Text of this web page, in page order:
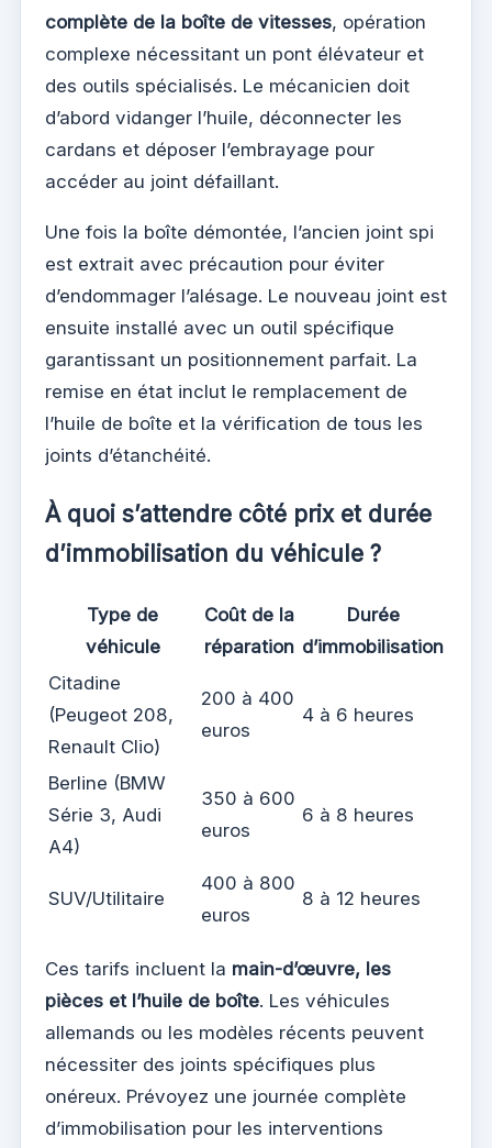
complète de la boîte de vitesses, opération
complexe nécessitant un pont élévateur et
des outils spécialisés. Le mécanicien doit
d’abord vidanger l’huile, déconnecter les
cardans et déposer l’embrayage pour
accéder au joint défaillant.
Une fois la boîte démontée, l’ancien joint spi
est extrait avec précaution pour éviter
d’endommager l’alésage. Le nouveau joint est
ensuite installé avec un outil spécifique
garantissant un positionnement parfait. La
remise en état inclut le remplacement de
l’huile de boîte et la vérification de tous les
joints d’étanchéité.
À quoi s’attendre côté prix et durée
d’immobilisation du véhicule ?
Type de
véhicule
Coût de la
réparation
Durée
d’immobilisation
Citadine
(Peugeot 208,
Renault Clio)
200 à 400
euros
4 à 6 heures
Berline (BMW
Série 3, Audi
A4)
350 à 600
euros
6 à 8 heures
SUV/Utilitaire
400 à 800
euros
8 à 12 heures
Ces tarifs incluent la main-d’œuvre, les
pièces et l’huile de boîte. Les véhicules
allemands ou les modèles récents peuvent
nécessiter des joints spécifiques plus
onéreux. Prévoyez une journée complète
d’immobilisation pour les interventions